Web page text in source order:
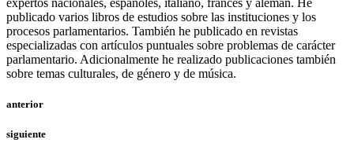
expertos nacionales, españoles, italiano, francés y alemán. He
publicado varios libros de estudios sobre las instituciones y los
procesos parlamentarios. También he publicado en revistas
especializadas con artículos puntuales sobre problemas de carácter
parlamentario. Adicionalmente he realizado publicaciones también
sobre temas culturales, de género y de música.
anterior
siguiente